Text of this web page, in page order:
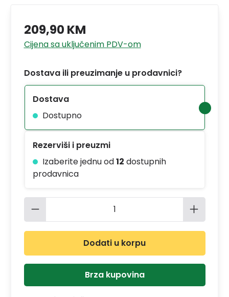
209,90 KM
Cijena sa uključenim PDV-om
Dostava ili preuzimanje u prodavnici?
Dostava
Dostupno
Rezerviši i preuzmi
Izaberite jednu od12 dostupnih
prodavnica
Količina proizvoda: Unesite
Dodati u korpu
Brza kupovina